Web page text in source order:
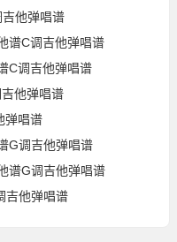
他弹唱谱
谱C调吉他弹唱谱
C调吉他弹唱谱
他弹唱谱
弹唱谱
G调吉他弹唱谱
谱G调吉他弹唱谱
吉他弹唱谱